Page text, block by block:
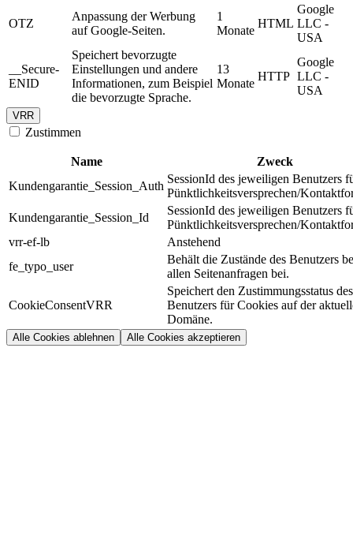
OTZ
Anpassung der Werbung
auf Google-Seiten.
1
Monate
HTML
Google
LLC -
USA
__Secure-
ENID
Speichert bevorzugte
Einstellungen und andere
Informationen, zum Beispiel
die bevorzugte Sprache.
13
Monate
HTTP
Google
LLC -
USA
VRR
Zustimmen
Name
Zweck
Kundengarantie_Session_Auth
SessionId des jeweiligen Benutzers
Pünktlichkeitsversprechen/
Kundengarantie_Session_Id
SessionId des jeweiligen Benutzers
Pünktlichkeitsversprechen/
vrr-ef-lb
Anstehend
fe_typo_user
Behält die Zustände des Benutzers
allen Seitenanfragen bei.
CookieConsentVRR
Speichert den Zustimmungsstatus des
Benutzers für Cookies auf der
Domäne.
Alle Cookies ablehnen Alle Cookies akzeptieren